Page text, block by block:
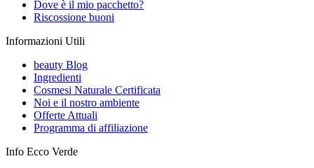
Dove è il mio pacchetto?
Riscossione buoni
Informazioni Utili
beauty Blog
Ingredienti
Cosmesi Naturale Certificata
Noi e il nostro ambiente
Offerte Attuali
Programma di affiliazione
Info Ecco Verde